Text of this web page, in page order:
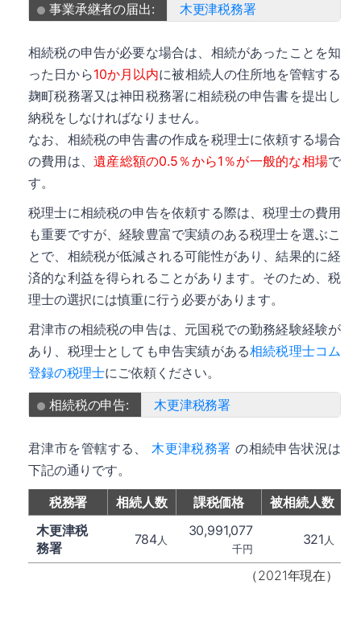
事業承継者の届出:
木更津税務署
相続税の申告が必要な場合は、相続があったことを知
った日から10か月以内に被相続人の住所地を管轄する
麹町税務署又は神田税務署に相続税の申告書を提出し
納税をしなければなりません。
なお、相続税の申告書の作成を税理士に依頼する場合
の費用は、遺産総額の0.5％から1％が一般的な相場で
す。
税理士に相続税の申告を依頼する際は、税理士の費用
も重要ですが、経験豊富で実績のある税理士を選ぶこ
とで、相続税が低減される可能性があり、結果的に経
済的な利益を得られることがあります。そのため、税
理士の選択には慎重に行う必要があります。
君津市の相続税の申告は、元国税での勤務経験経験が
あり、税理士としても申告実績がある相続税理士コム
登録の税理士にご依頼ください。
相続税の申告:
木更津税務署
君津市を管轄する、木更津税務署 の相続申告状況は
下記の通りです。
（2021年現在）
税務署 相続人数 課税価格
被相続人数
木更津税
務署
784人
30,991,077
千円
321 人